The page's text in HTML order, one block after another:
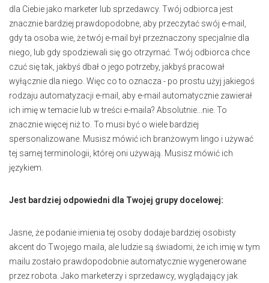
dla Ciebie jako marketer lub sprzedawcy. Twój odbiorca jest
znacznie bardziej prawdopodobne, aby przeczytać swój e-mail,
gdy ta osoba wie, że twój e-mail był przeznaczony specjalnie dla
niego, lub gdy spodziewali się go otrzymać. Twój odbiorca chce
czuć się tak, jakbyś dbał o jego potrzeby, jakbyś pracował
wyłącznie dla niego. Więc co to oznacza - po prostu użyj jakiegoś
rodzaju automatyzacji e-mail, aby e-mail automatycznie zawierał
ich imię w temacie lub w treści e-maila? Absolutnie...nie. To
znacznie więcej niż to. To musi być o wiele bardziej
spersonalizowane. Musisz mówić ich branżowym lingo i używać
tej samej terminologii, której oni używają. Musisz mówić ich
językiem.
Jest bardziej odpowiedni dla Twojej grupy docelowej:
Jasne, że podanie imienia tej osoby dodaje bardziej osobisty
akcent do Twojego maila, ale ludzie są świadomi, że ich imię w tym
mailu zostało prawdopodobnie automatycznie wygenerowane
przez robota. Jako marketerzy i sprzedawcy, wyglądający jak